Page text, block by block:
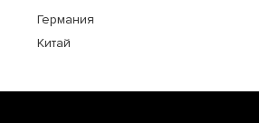
Германия
Китай